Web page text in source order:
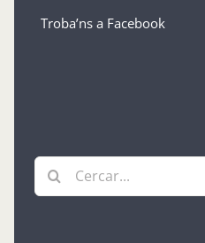
Troba’ns a Facebook
Cerca
…